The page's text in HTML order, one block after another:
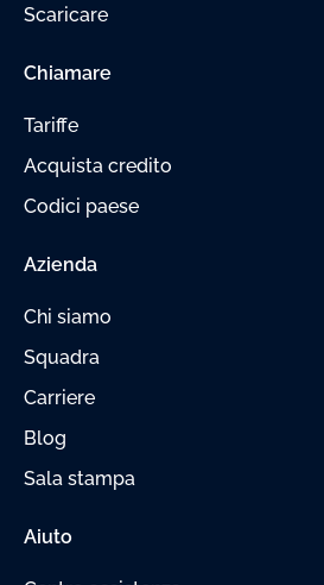
Scaricare
Chiamare
Tariffe
Acquista credito
Codici paese
Azienda
Chi siamo
Squadra
Carriere
Blog
Sala stampa
Aiuto